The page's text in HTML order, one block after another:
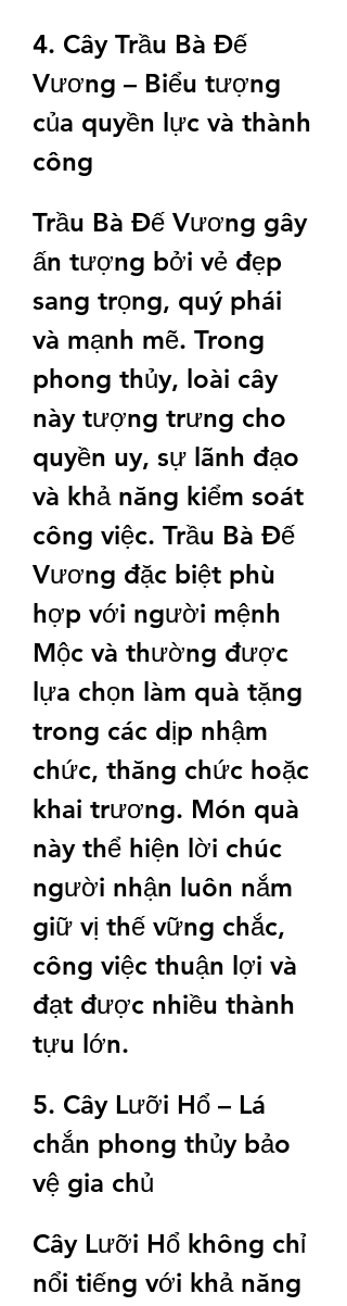
4. Cây Trầu Bà Đế
Vương – Biểu tượng
của quyền lực và thành
công
Trầu Bà Đế Vương gây
ấn tượng bởi vẻ đẹp
sang trọng, quý phái
và mạnh mẽ. Trong
phong thủy, loài cây
này tượng trưng cho
quyền uy, sự lãnh đạo
và khả năng kiểm soát
công việc. Trầu Bà Đế
Vương đặc biệt phù
hợp với người mệnh
Mộc và thường được
lựa chọn làm quà tặng
trong các dịp nhậm
chức, thăng chức hoặc
khai trương. Món quà
này thể hiện lời chúc
người nhận luôn nắm
giữ vị thế vững chắc,
công việc thuận lợi và
đạt được nhiều thành
tựu lớn.
5. Cây Lưỡi Hổ – Lá
chắn phong thủy bảo
vệ gia chủ
Cây Lưỡi Hổ không chỉ
nổi tiếng với khả năng